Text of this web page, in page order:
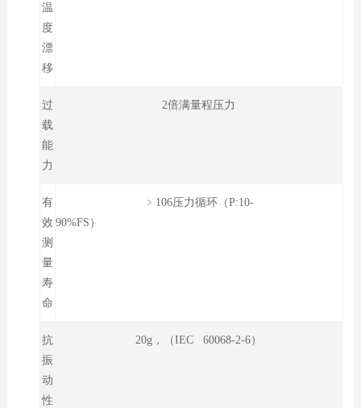
温
度
漂
移
过
载
能
力
2倍满量程压力
有
效
测
量
寿
命
﹥106压力循环（P:10-
90%FS）
抗
振
动
性
20g，（IEC 60068-2-6）